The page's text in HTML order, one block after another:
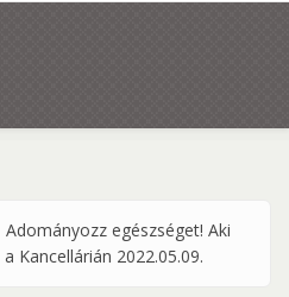
Adományozz egészséget! Aki
Kancellárián 2022.05.09.